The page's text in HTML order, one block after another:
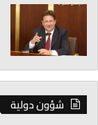
شؤون دولية